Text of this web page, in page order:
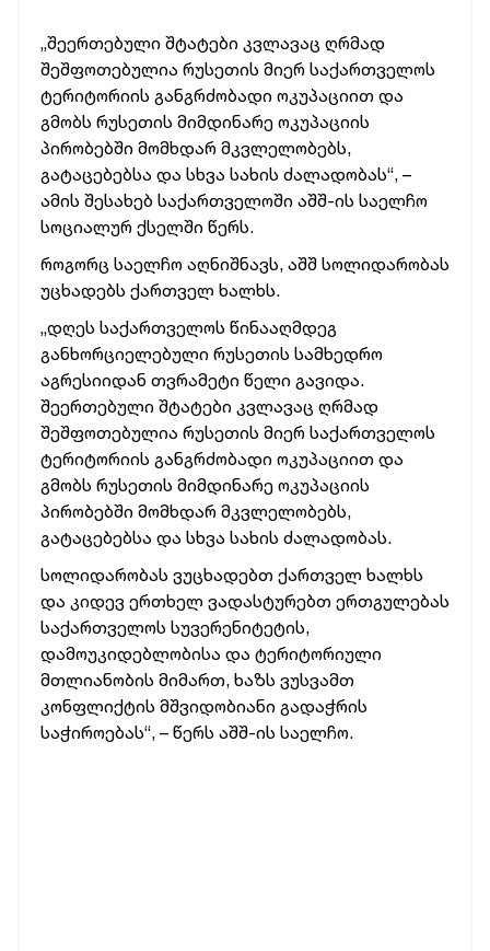
„შეერთებული შტატები კვლავაც ღრმად
შეშფოთებულია რუსეთის მიერ საქართველოს
ტერიტორიის განგრძობადი ოკუპაციით და
გმობს რუსეთის მიმდინარე ოკუპაციის
პირობებში მომხდარ მკვლელობებს,
გატაცებებსა და სხვა სახის ძალადობას“, –
ამის შესახებ საქართველოში აშშ-ის საელჩო
სოციალურ ქსელში წერს.
როგორც საელჩო აღნიშნავს, აშშ სოლიდარობას
უცხადებს ქართველ ხალხს.
„დღეს საქართველოს წინააღმდეგ
განხორციელებული რუსეთის სამხედრო
აგრესიიდან თვრამეტი წელი გავიდა.
შეერთებული შტატები კვლავაც ღრმად
შეშფოთებულია რუსეთის მიერ საქართველოს
ტერიტორიის განგრძობადი ოკუპაციით და
გმობს რუსეთის მიმდინარე ოკუპაციის
პირობებში მომხდარ მკვლელობებს,
გატაცებებსა და სხვა სახის ძალადობას.
სოლიდარობას ვუცხადებთ ქართველ ხალხს
და კიდევ ერთხელ ვადასტურებთ ერთგულებას
საქართველოს სუვერენიტეტის,
დამოუკიდებლობისა და ტერიტორიული
მთლიანობის მიმართ, ხაზს ვუსვამთ
კონფლიქტის მშვიდობიანი გადაჭრის
საჭიროებას“, – წერს აშშ-ის საელჩო.